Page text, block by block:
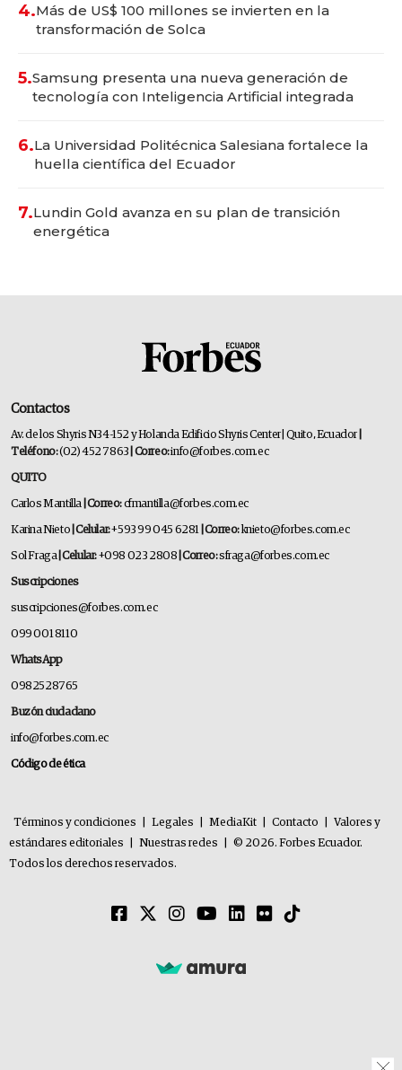
4.Más de US$ 100 millones se invierten en la
transformación de Solca
5.Samsung presenta una nueva generación de
tecnología con Inteligencia Artificial integrada
6.La Universidad Politécnica Salesiana fortalece la
huella científica del Ecuador
7.Lundin Gold avanza en su plan de transición
energética
Contactos
Av. de los Shyris N34-152 y Holanda Edificio Shyris Center | Quito, Ecuador
Teléfono:(02) 452 7863 | Correo:info@forbes.com.ec
QUITO
Carlos Mantilla | Correo:cfmantilla@forbes.com.ec
Karina Nieto | Celular:+593 99 045 6281 | Correo: knieto@forbes.com.ec
Sol Fraga | Celular:+098 023 2808 | Correo:sfraga@forbes.com.ec
Suscripciones
suscripciones@forbes.com.ec
099 001 8110
WhatsApp
0982528765
Buzón ciudadano
info@forbes.com.ec
Código de ética
Términos y condiciones Legales MediaKit Contacto
Valores y
estándares editoriales
Nuestras redes
© 2026. Forbes Ecuador.
Todos los derechos reservados.